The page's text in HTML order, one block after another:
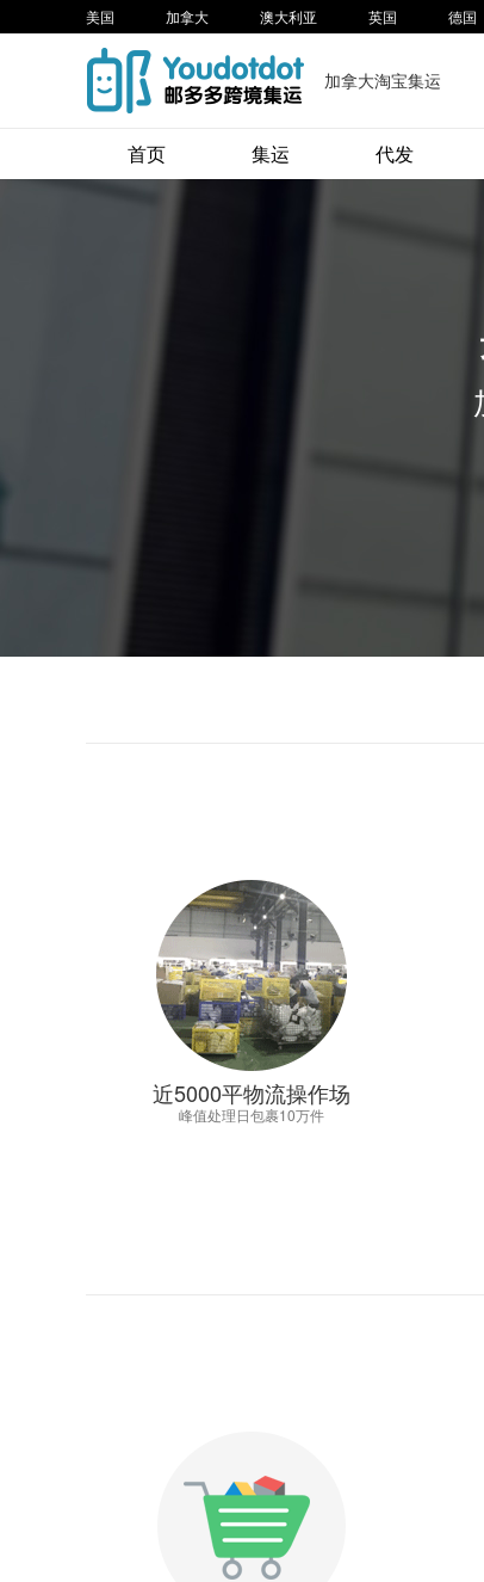
加拿大淘宝集运
美国 加拿大 澳大利亚 英国 德国
首页 集运 代发
近5000平物流操作场
峰值处理日包裹10万件